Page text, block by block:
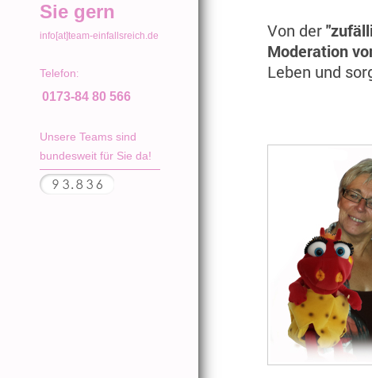
Sie gern
info[at]team-einfallsreich.de
Telefon:
0173-84 80 566
Unsere Teams sind
bundesweit für Sie da!
Von der
Moderation
Leben und